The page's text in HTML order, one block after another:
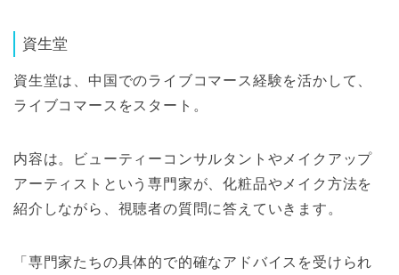
資生堂
資生堂は、中国でのライブコマース経験を活かして、
ライブコマースをスタート。
内容は。ビューティーコンサルタントやメイクアップ
アーティストという専門家が、化粧品やメイク方法を
紹介しながら、視聴者の質問に答えていきます。
「専門家たちの具体的で的確なアドバイスを受けられ